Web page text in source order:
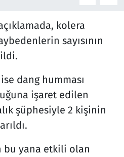
kolera
sayısının
dang humması
işaret edilen
şüphesiyle 2 kişinin
bu yana etkili olan